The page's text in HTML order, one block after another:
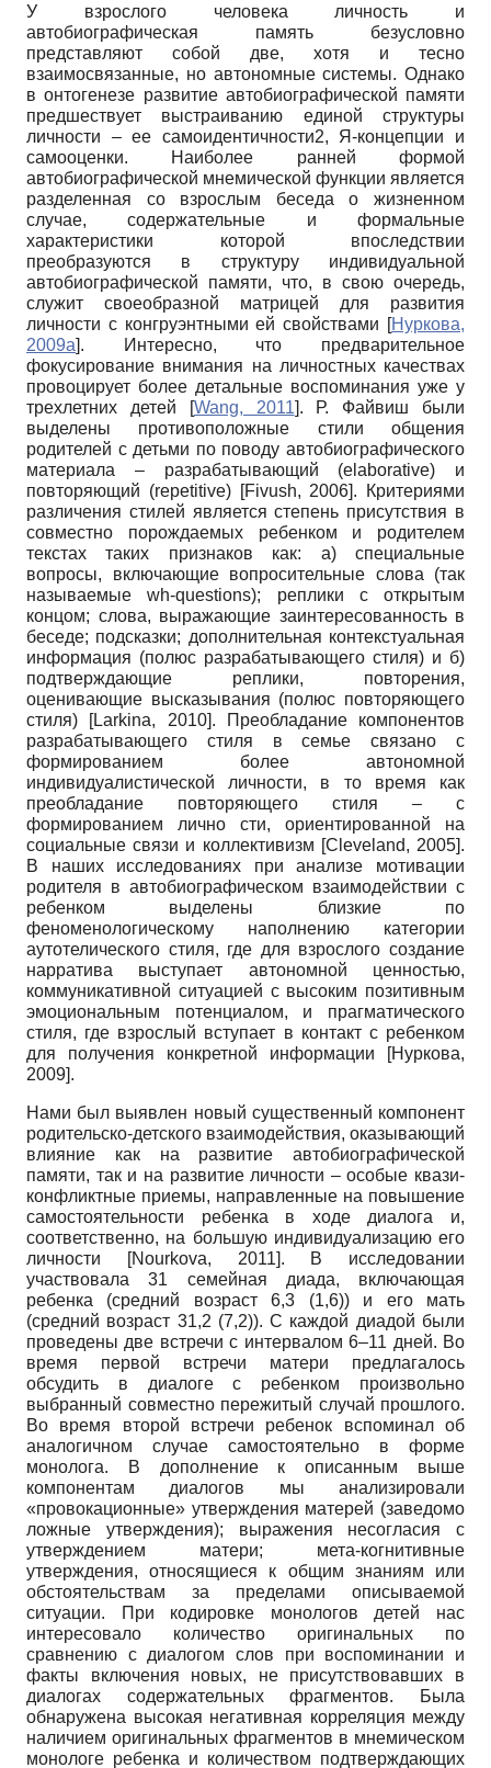
У взрослого человека личность и
автобиографическая память безусловно
представляют собой две, хотя и тесно
взаимосвязанные, но автономные системы. Однако
в онтогенезе развитие автобиографической памяти
предшествует выстраиванию единой структуры
личности – ее самоидентичности2, Я-концепции и
самооценки. Наиболее ранней формой
автобиографической мнемической функции является
разделенная со взрослым беседа о жизненном
случае, содержательные и формальные
характеристики которой впоследствии
преобразуются в структуру индивидуальной
автобиографической памяти, что, в свою очередь,
служит своеобразной матрицей для развития
личности с конгруэнтными ей свойствами [Нуркова,
2009а]. Интересно, что предварительное
фокусирование внимания на личностных качествах
провоцирует более детальные воспоминания уже у
трехлетних детей
[Wang, 2011]. Р. Файвиш были
выделены противоположные стили общения
родителей с детьми по поводу автобиографического
материала – разрабатывающий (elaborative) и
повторяющий (repetitive) [Fivush, 2006]. Критериями
различения стилей является степень присутствия в
совместно порождаемых ребенком и родителем
текстах таких признаков как: а) специальные
вопросы, включающие вопросительные слова (так
называемые wh-questions); реплики с открытым
концом; слова, выражающие заинтересованность в
беседе; подсказки; дополнительная контекстуальная
информация (полюс разрабатывающего стиля) и б)
подтверждающие реплики, повторения,
оценивающие высказывания (полюс повторяющего
стиля)
[Larkina, 2010]. Преобладание компонентов
разрабатывающего стиля в семье связано с
формированием более автономной
индивидуалистической личности, в то время как
преобладание повторяющего стиля – с
формированием лично сти, ориентированной на
социальные связи и коллективизм [Cleveland, 2005].
В наших исследованиях при анализе мотивации
родителя в автобиографическом взаимодействии с
ребенком выделены близкие по
феноменологическому наполнению категории
аутотелического стиля, где для взрослого создание
нарратива выступает автономной ценностью,
коммуникативной ситуацией с высоким позитивным
эмоциональным потенциалом, и прагматического
стиля, где взрослый вступает в контакт с ребенком
для получения конкретной информации
[Нуркова,
2009].
Нами был выявлен новый существенный компонент
родительско-детского взаимодействия, оказывающий
влияние как на развитие автобиографической
памяти, так и на развитие личности – особые квази-
конфликтные приемы, направленные на повышение
самостоятельности ребенка в ходе диалога и,
соответственно, на большую индивидуализацию его
личности
[Nourkova, 2011]. В исследовании
участвовала 31 семейная диада, включающая
ребенка (средний возраст 6,3 (1,6)) и его мать
(средний возраст 31,2 (7,2)). С каждой диадой были
проведены две встречи с интервалом 6–11 дней. Во
время первой встречи матери предлагалось
обсудить в диалоге с ребенком произвольно
выбранный совместно пережитый случай прошлого.
Во время второй встречи ребенок вспоминал об
аналогичном случае самостоятельно в форме
монолога. В дополнение к описанным выше
компонентам диалогов мы анализировали
«провокационные» утверждения матерей (заведомо
ложные утверждения); выражения несогласия с
утверждением матери; мета-когнитивные
утверждения, относящиеся к общим знаниям или
обстоятельствам за пределами описываемой
ситуации. При кодировке монологов детей нас
интересовало количество оригинальных по
сравнению с диалогом слов при воспоминании и
факты включения новых, не присутствовавших в
диалогах содержательных фрагментов. Была
обнаружена высокая негативная корреляция между
наличием оригинальных фрагментов в мнемическом
монологе ребенка и количеством подтверждающих